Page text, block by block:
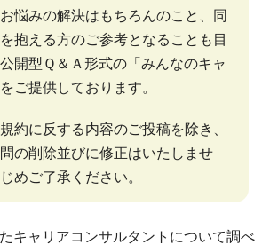
悩みの解決はもちろんのこと、同
抱える方のご参考となることも目
開型Ｑ＆Ａ形式の「みんなのキャ
ご提供しております。
約に反する内容のご投稿を除き、
の削除並びに修正はいたしませ
めご了承ください。
キャリアコンサルタントについて調べ